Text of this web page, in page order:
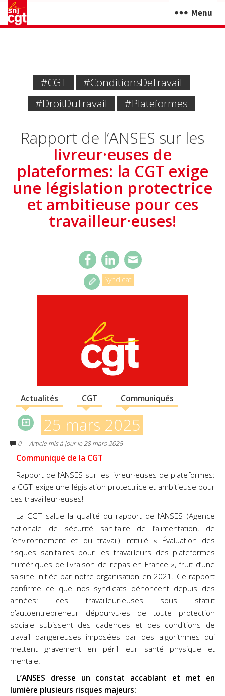
Menu
#CGT
#Conditions De Travail
#Droit Du Travail
#Plateformes
Rapport de l’ANSES sur les
livreur·euses de
plateformes: la CGT exige
une législation protectrice
et ambitieuse pour ces
travailleur·euses!
Syndicat
Actualités CGT Communiqués
25 mars 2025
0 - Article mis à jour le 28 mars 2025
Communiqué de la CGT
Rapport de l’ANSES sur les livreur·euses de plateformes:
la CGT exige une législation protectrice et ambitieuse pour
ces travailleur·euses!
La CGT salue la qualité du rapport de l’ANSES (Agence
nationale de sécurité sanitaire de l’alimentation, de
l’environnement et du travail) intitulé « Évaluation des
risques sanitaires pour les travailleurs des plateformes
numériques de livraison de repas en France », fruit d’une
saisine initiée par notre organisation en 2021. Ce rapport
confirme ce que nos syndicats dénoncent depuis des
années: ces travailleur·euses sous statut
d’autoentrepreneur dépourvu·es de toute protection
sociale subissent des cadences et des conditions de
travail dangereuses imposées par des algorithmes qui
mettent gravement en péril leur santé physique et
mentale.
L’ANSES dresse un constat accablant et met en
lumière plusieurs risques majeurs: